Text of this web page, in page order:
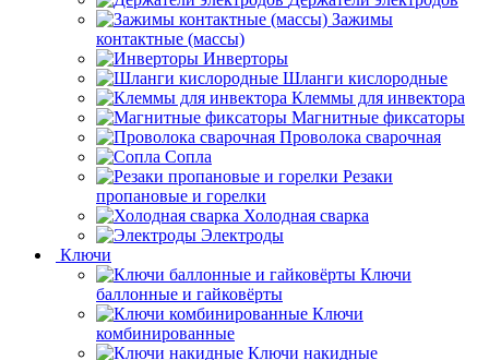
Зажимы
контактные (массы)
Инверторы
Шланги кислородные
Клеммы для инвектора
Магнитные фиксаторы
Проволока сварочная
Сопла
Резаки
пропановые и горелки
Холодная сварка
Электроды
Ключи
Ключи
баллонные и гайковёрты
Ключи
комбинированные
Ключи накидные